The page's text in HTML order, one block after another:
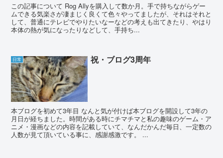
この記事について Rog Allyを購入して数か月。手で持ちながらゲー
ムできる気楽さが凄まじく良くて色々やってましたが、それはそれと
して、普通にテレビでやりたいなーなどの考えも出てきたり、やはり
本体の熱が気になったりなどして、手持ち...
日常 祝・ブログ3周年
本ブログを初めて3年目 なんと気が付けば本ブログを開設して3年の
月日が経ちました。時間がある時にチマチマと私の趣味のゲーム・ア
ニメ・漫画などの内容を記載していて、なんだかんだ毎日、一定数の
人数が見て頂いている事に、感謝感激です。 ...